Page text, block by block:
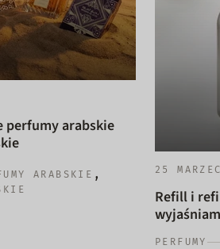
perfumy arabskie
ARABSKIE , 25
Refill i
PERFUMY